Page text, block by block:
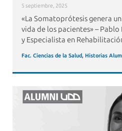
5 septiembre, 2025
«La Somatoprótesis genera
vida de los pacientes» –
y Especialista en
Fac. Ciencias de la Salud, Historias